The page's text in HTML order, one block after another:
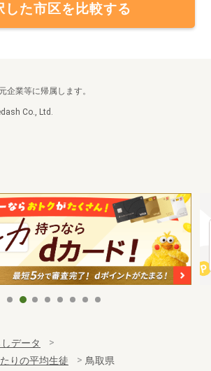
した市区を比較する
企業等に帰属します。
Co., Ltd.
データ
りの平均生徒
鳥取県